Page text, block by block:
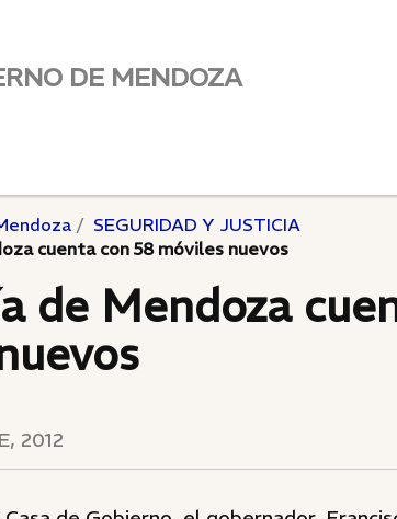
DE MENDOZA
SEGURIDAD Y JUSTICIA
cuenta con 58 móviles nuevos
de Mendoza
2012